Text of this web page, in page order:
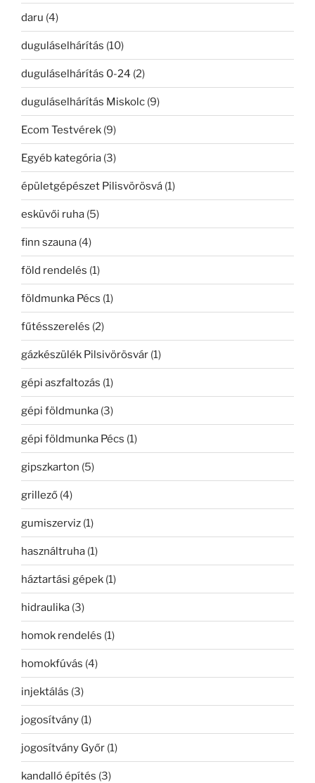
daru (4)
duguláselhárítás (10)
duguláselhárítás 0-24 (2)
duguláselhárítás Miskolc (9)
Ecom Testvérek (9)
Egyéb kategória (3)
épületgépészet Pilisvörösvá (1)
esküvői ruha (5)
finn szauna (4)
föld rendelés (1)
földmunka Pécs (1)
fűtésszerelés (2)
gázkészülék Pilsivörösvár (1)
gépi aszfaltozás (1)
gépi földmunka (3)
gépi földmunka Pécs (1)
gipszkarton (5)
grillező (4)
gumiszerviz (1)
használtruha (1)
háztartási gépek (1)
hidraulika (3)
homok rendelés (1)
homokfúvás (4)
injektálás (3)
jogosítvány (1)
jogosítvány Győr (1)
kandalló építés (3)